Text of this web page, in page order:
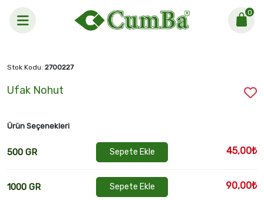
0
Ufak Nohut
Stok Kodu: 2700227
Ufak Nohut
Ürün Seçenekleri
500 GR Sepete Ekle 45,00₺
1000 GR Sepete Ekle 90,00₺